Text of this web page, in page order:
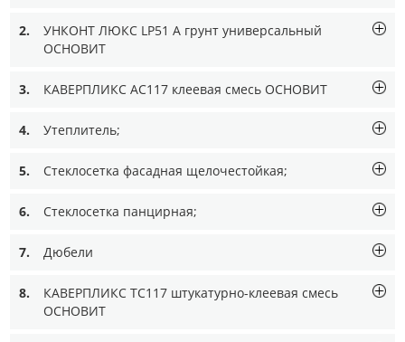
2.
УНКОНТ ЛЮКС LP51 A грунт универсальный
ОСНОВИТ
3. КАВЕРПЛИКС AC117 клеевая смесь ОСНОВИТ
4. Утеплитель;
5. Стеклосетка фасадная щелочестойкая;
6. Стеклосетка панцирная;
7. Дюбели
8.
КАВЕРПЛИКС TC117 штукатурно-клеевая смесь
ОСНОВИТ